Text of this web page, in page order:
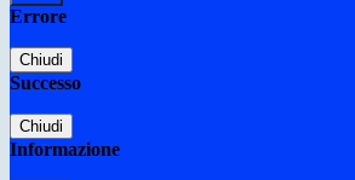
Errore
Chiudi
Successo
Chiudi
Informazione